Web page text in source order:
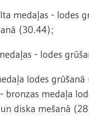
medaļas -
(30.44);
- lodes
lodes
bronzas medaļa
diska mešanā